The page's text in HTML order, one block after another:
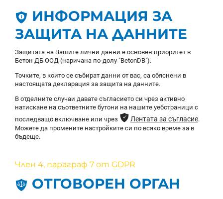
ИНФОРМАЦИЯ ЗА
ЗАЩИТА НА ДАННИТЕ
Защитата на Вашите лични данни е основен приоритет в
Бетон ДБ ООД (наричана по-долу "BetonDB").
Точките, в които се събират данни от вас, са обяснени в
настоящата декларация за защита на данните.
В отделните случаи давате съгласието си чрез активно
натискане на съответните бутони на нашите уебстраници с
последващо включване или чрез ͳ Лентата за съгласие.
Можете да промените настройките си по всяко време за в
бъдеще.
Член 4, параграф 7 от GDPR
ОТГОВОРЕН ОРГАН